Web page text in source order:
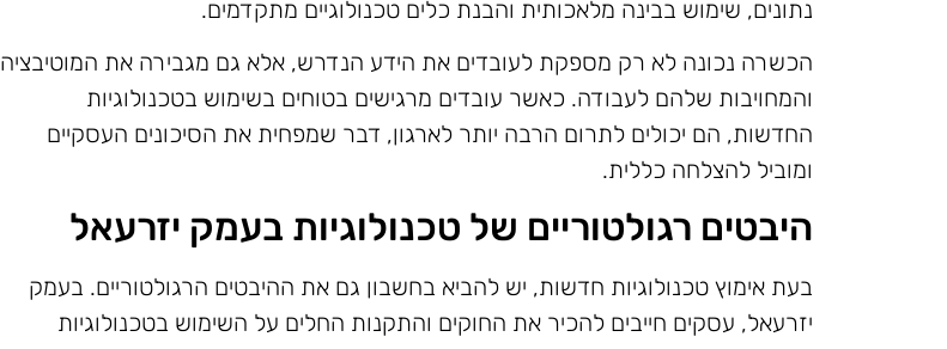
נתונים, שימוש בבינה מלאכותית והבנת כלים טכנולוגיים מתקדמים.
הכשרה נכונה לא רק מספקת לעובדים את הידע הנדרש, אלא גם מגבירה את המוטיבציה
והמחויבות שלהם לעבודה. כאשר עובדים מרגישים בטוחים בשימוש בטכנולוגיות
החדשות, הם יכולים לתרום הרבה יותר לארגון, דבר שמפחית את הסיכונים העסקיים
ומוביל להצלחה כללית.
היבטים רגולטוריים של טכנולוגיות בעמק יזרעאל
בעת אימוץ טכנולוגיות חדשות, יש להביא בחשבון גם את ההיבטים הרגולטוריים. בעמק
יזרעאל, עסקים חייבים להכיר את החוקים והתקנות החלים על השימוש בטכנולוגיות